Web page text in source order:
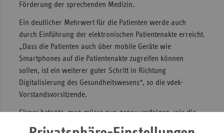
Förderung der sprechenden Medizin.
Ein deutlicher Mehrwert für die Patienten werde auch
durch Einführung der elektronischen Patientenakte erreicht.
„Dass die Patienten auch über mobile Geräte wie
Smartphones auf die Patientenakte zugreifen können
sollen, ist ein weiterer guter Schritt in Richtung
Digitalisierung des Gesundheitswesens“, so die vdek-
Vorstandsvorsitzende.
Elsner betonte, man müsse nun genau verfolgen, wie die